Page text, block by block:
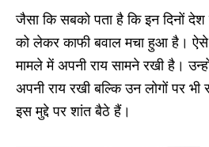
जैसा कि सबको पता है कि इन दिनों
को लेकर काफी बवाल मचा हुआ है। ऐसे
मामले में अपनी राय सामने रखी है।
अपनी राय रखी बल्कि उन लोगों पर
इस मुद्दे पर शांत बैठे हैं।